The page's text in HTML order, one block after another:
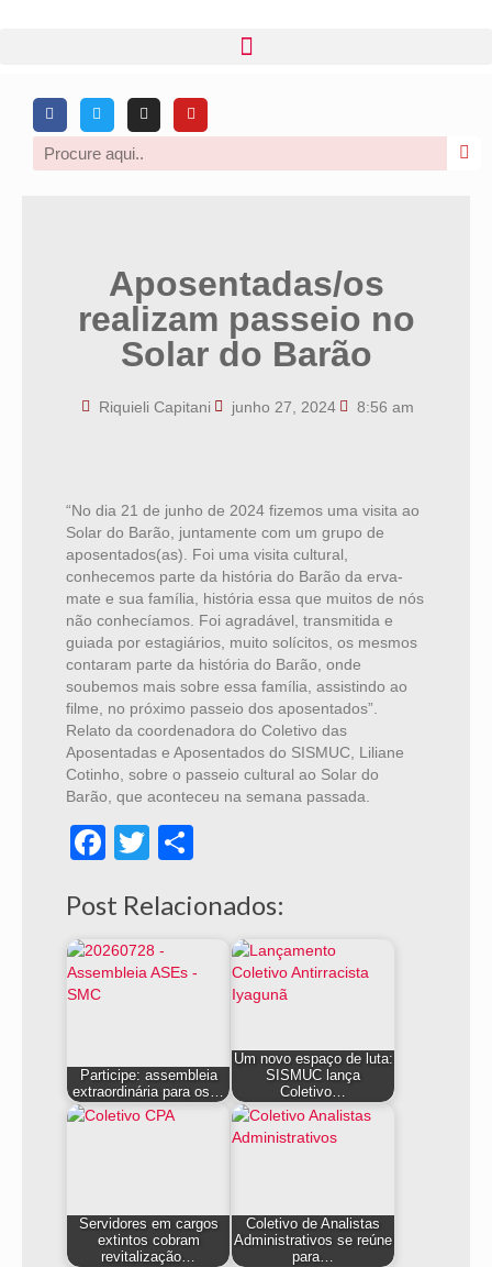
Aposentadas/os
realizam passeio no
Solar do Barão
Riquieli Capitani junho 27, 2024 8:56 am
“No dia 21 de junho de 2024 fizemos uma visita ao
Solar do Barão, juntamente com um grupo de
aposentados(as). Foi uma visita cultural,
conhecemos parte da história do Barão da erva-
mate e sua família, história essa que muitos de nós
não conhecíamos. Foi agradável, transmitida e
guiada por estagiários, muito solícitos, os mesmos
contaram parte da história do Barão, onde
soubemos mais sobre essa família, assistindo ao
filme, no próximo passeio dos aposentados”.
Relato da coordenadora do Coletivo das
Aposentadas e Aposentados do SISMUC, Liliane
Cotinho, sobre o passeio cultural ao Solar do
Barão, que aconteceu na semana passada.
Facebook
Twitter
Post Relacionados:
Participe: assembleia
extraordinária para os…
Um novo espaço de luta:
SISMUC lança
Coletivo…
Servidores em cargos
extintos cobram
revitalização…
Coletivo de Analistas
Administrativos se reúne
para…